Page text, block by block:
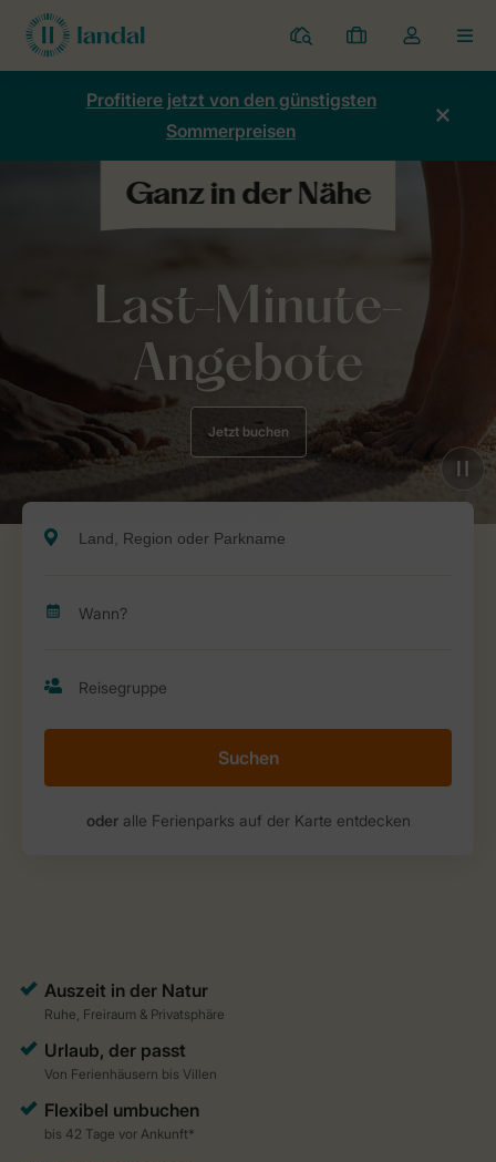
Ferienparks
Meine
Buchungen
Dropdown-
Menü
Kontos
Profitiere jetzt von den günstigsten
Sommerpreisen
Last-Minute-
Angebote
Jetzt buchen
Suchen
oderalle Ferienparks auf der Karte entdecken